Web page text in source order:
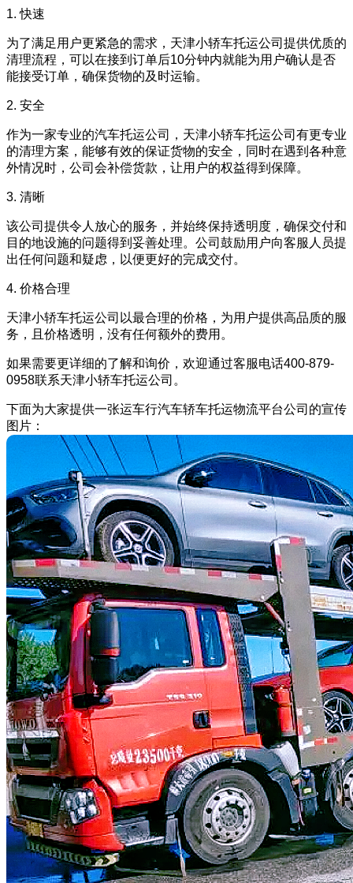
1. 快速
为了满足用户更紧急的需求，天津小轿车托运公司提供优质的
清理流程，可以在接到订单后10分钟内就能为用户确认是否
能接受订单，确保货物的及时运输。
2. 安全
作为一家专业的汽车托运公司，天津小轿车托运公司有更专业
的清理方案，能够有效的保证货物的安全，同时在遇到各种意
外情况时，公司会补偿货款，让用户的权益得到保障。
3. 清晰
该公司提供令人放心的服务，并始终保持透明度，确保交付和
目的地设施的问题得到妥善处理。公司鼓励用户向客服人员提
出任何问题和疑虑，以便更好的完成交付。
4. 价格合理
天津小轿车托运公司以最合理的价格，为用户提供高品质的服
务，且价格透明，没有任何额外的费用。
如果需要更详细的了解和询价，欢迎通过客服电话400-879-
0958联系天津小轿车托运公司。
下面为大家提供一张运车行汽车轿车托运物流平台公司的宣传
图片：